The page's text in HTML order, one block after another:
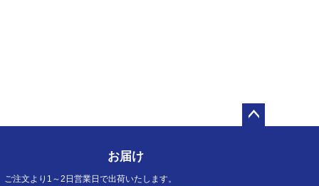
お届け
ご注文より1～2日営業日で出荷いたします。